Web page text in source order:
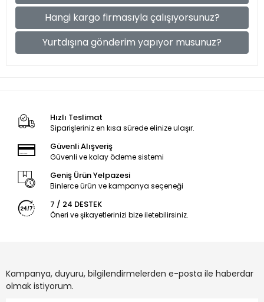
Hangi kargo firmasıyla çalışıyorsunuz?
Yurtdışına gönderim yapıyor musunuz?
Hızlı Teslimat
Siparişleriniz en kısa sürede elinize ulaşır.
Güvenli Alışveriş
Güvenli ve kolay ödeme sistemi
Geniş Ürün Yelpazesi
Binlerce ürün ve kampanya seçeneği
7 / 24 DESTEK
Öneri ve şikayetlerinizi bize iletebilirsiniz.
Kampanya, duyuru, bilgilendirmelerden e-posta ile haberdar
olmak istiyorum.